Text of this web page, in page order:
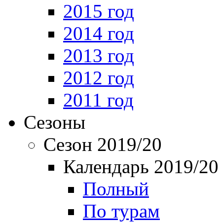
2015 год
2014 год
2013 год
2012 год
2011 год
Сезоны
Сезон 2019/20
Календарь 2019/20
Полный
По турам